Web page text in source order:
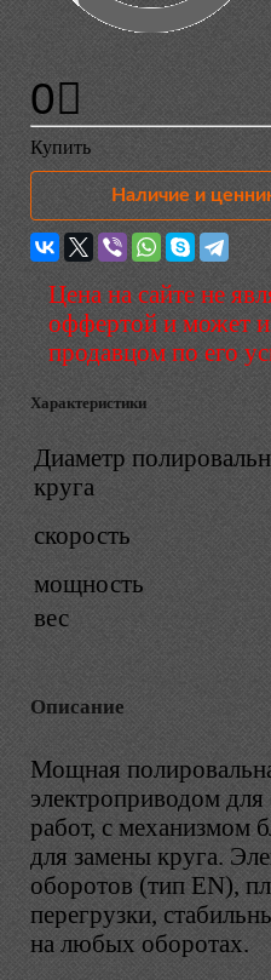
0
Купить
Наличие и
Цена на сайте не
оффертой и может
продавцом по его
Характеристики
Диаметр
круга
скорость
мощность
вес
Описание
Мощная
электроприводом
работ, с механизмом
для замены круга.
оборотов (тип ЕN),
перегрузки,
на любых оборотах.